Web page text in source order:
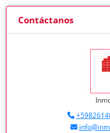
Contáctanos